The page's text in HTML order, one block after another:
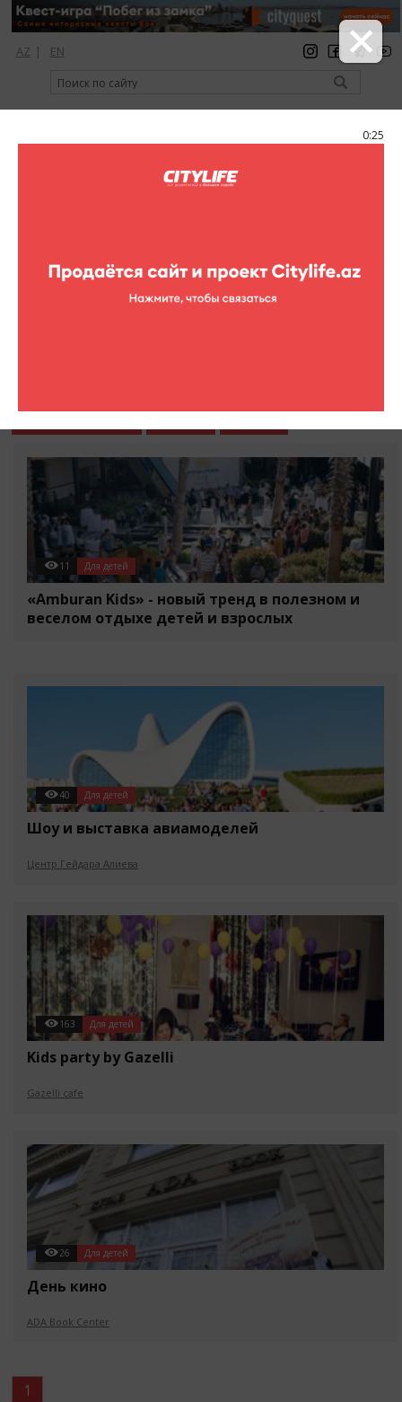
0:25
AZ | EN
регистрация вход Citylife Magazine
Фоторепортажи
Все фоторепортажи Театр Концерты
11 Для детей
«Amburan Kids» - новый тренд в полезном и
веселом отдыхе детей и взрослых
40 Для детей
Шоу и выставка авиамоделей
Центр Гейдара Алиева
163 Для детей
Kids party by Gazelli
Gazelli cafe
26 Для детей
День кино
ADA Book Center
1